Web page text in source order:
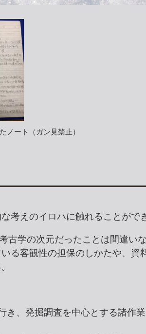
ノート（ガン見禁止）
考えのイロハに触れることがで
古学の次元だったことは間違い
る客観性の担保のしかたや、資
き、発掘調査を中心とする諸作